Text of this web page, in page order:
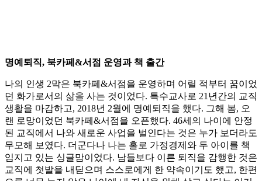
명예퇴직, 북카페&서점 운영과 책 출간
나의 인생 2막은 북카페&서점을 운영하며 어릴 적부터 꿈이었
던 화가로서의 삶을 사는 것이었다. 특수교사로 21년간의 교직
생활을 마감하고, 2018년 2월에 명예퇴직을 했다. 그해 봄, 오
랜 로망이었던 북카페&서점을 오픈했다. 46세의 나이에 안정
된 교직에서 나와 새로운 사업을 벌인다는 것은 누가 보더라도
무모해 보였다. 더군다나 나는 홀로 가정경제와 두 아이를 책
임지고 있는 싱글맘이었다. 남들보다 이른 퇴직을 감행한 것은
교직에 첫발을 내딛으며 스스로에게 한 약속이기도 했고, 한편